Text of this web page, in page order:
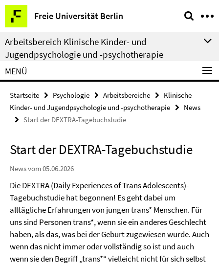
Springe
direkt
zu
Inhalt
Freie Universität Berlin
Service-
Navigation
Arbeitsbereich Klinische Kinder- und
Jugendpsychologie und -psychotherapie
MENÜ
Startseite Psychologie Arbeitsbereiche
Klinische
Kinder- und Jugendpsychologie und -psychotherapie
News
Start der DEXTRA-Tagebuchstudie
Start der DEXTRA-Tagebuchstudie
News vom 05.06.2026
Die DEXTRA (Daily Experiences of Trans Adolescents)-
Tagebuchstudie hat begonnen! Es geht dabei um
alltägliche Erfahrungen von jungen trans* Menschen. Für
uns sind Personen trans*, wenn sie ein anderes Geschlecht
haben, als das, was bei der Geburt zugewiesen wurde. Auch
wenn das nicht immer oder vollständig so ist und auch
wenn sie den Begriff „trans*“ vielleicht nicht für sich selbst